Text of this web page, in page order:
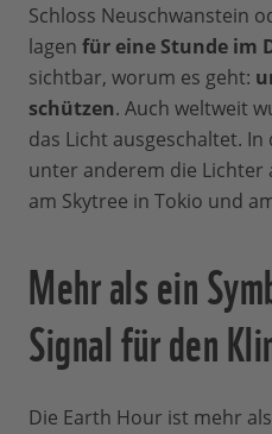
Schloss Neuschwanstein
lagen für eine Stunde im
sichtbar, worum es geht:
schützen. Auch weltweit
das Licht ausgeschaltet.
unter anderem die Lichter
am Skytree in Tokio und
Mehr als ein
Signal für den
Die Earth Hour ist mehr